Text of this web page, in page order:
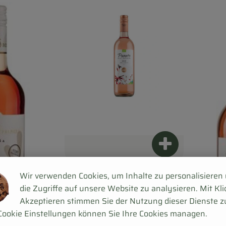
, Preis:
9,89 €/ 0,75 l
Rosé
, Herkunft:
Italien, Referenzpreis:
13,19 € / l
Produkt zum
Wir verwenden Cookies, um Inhalte zu personalisieren
die Zugriffe auf unsere Website zu analysieren. Mit
Akzeptieren stimmen Sie der Nutzung dieser Dienste
Einstellungen können Sie Ihre Cookies managen.